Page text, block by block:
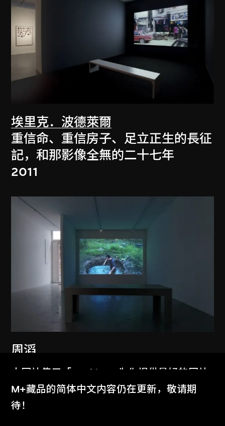
埃里克．波德萊爾
重信命、重信房子、足立正生的長征
記，和那影像全無的二十七年
2011
周滔
現實之後
2013
本网站使用「Cookies」为你提供最好的网站
体验。
了解更多
M+藏品的简体中文内容仍在更新，敬请期
待！